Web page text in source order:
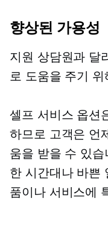
향상된 가용성
지원 상담원과 달
로 도움을 주기
셀프 서비스 옵션
하므로 고객은 언
움을 받을 수 있
한 시간대나 바쁜
품이나 서비스에